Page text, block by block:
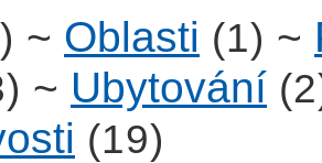
~ Oblasti (1) ~
~ Ubytování
(19)